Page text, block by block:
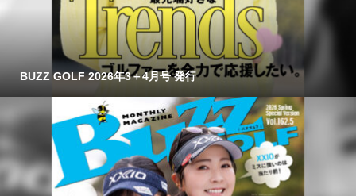
BUZZ GOLF 2026年3＋4月号 発行